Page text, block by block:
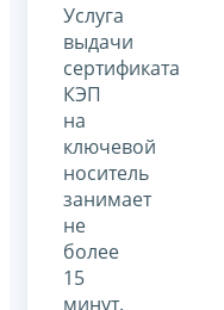
Услуга
выдачи
сертификата
КЭП
на
ключевой
носитель
занимает
не
более
15
минут.